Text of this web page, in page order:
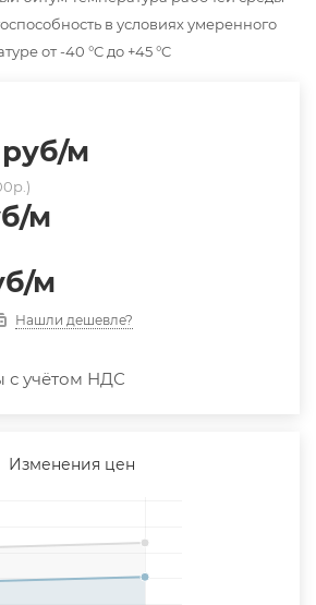
в условиях умеренного
от -40 °C до +45 °C
руб/м
/м
/м
Нашли дешевле?
с учётом НДС
Изменения цен